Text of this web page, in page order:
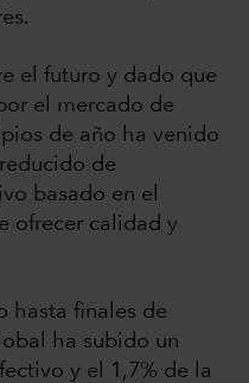
el futuro y dado que
el mercado de
de año ha venido
de
basado en el
ofrecer calidad y
hasta finales de
ha subido un
y el 1,7% de la